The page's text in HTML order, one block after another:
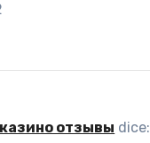
отзывы dice: